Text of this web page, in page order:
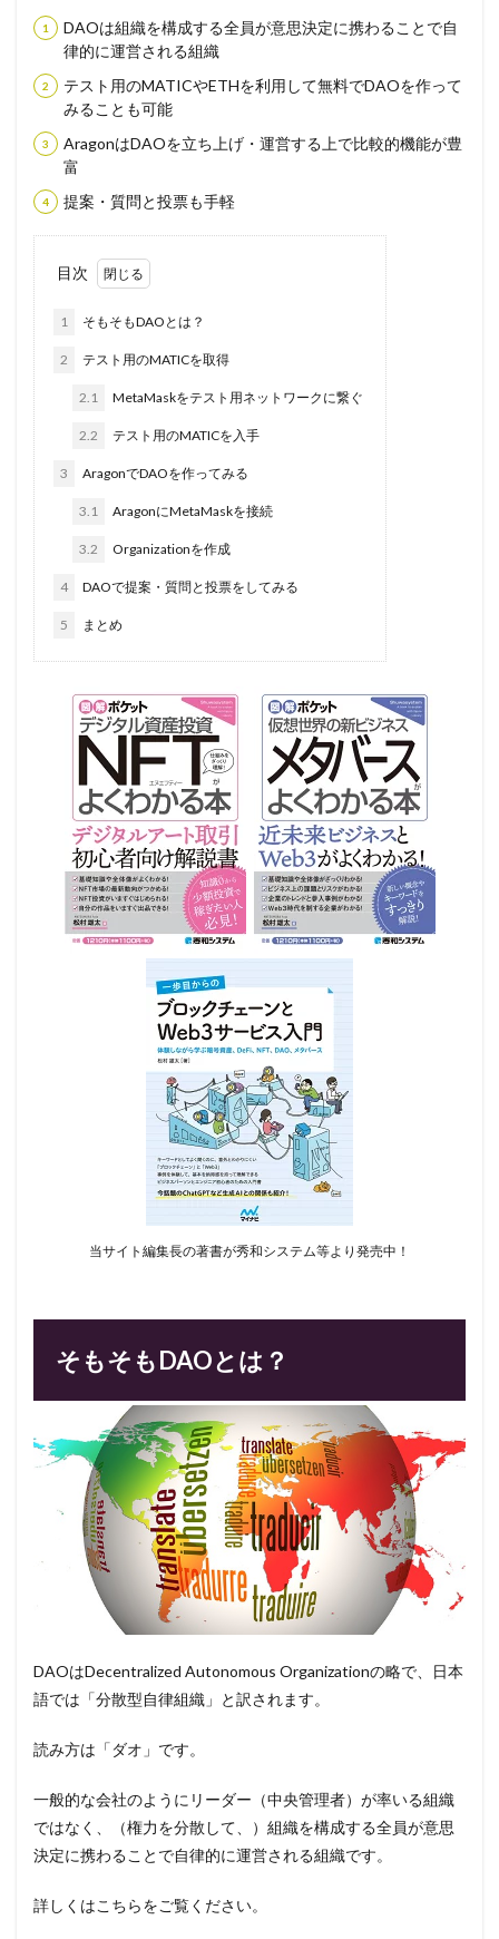
DAOは組織を構成する全員が意思決定に携わることで自
律的に運営される組織
テスト用のMATICやETHを利用して無料でDAOを作って
みることも可能
AragonはDAOを立ち上げ・運営する上で比較的機能が豊
富
提案・質問と投票も手軽
目次
1 そもそもDAOとは？
2 テスト用のMATICを取得
2.1 MetaMaskをテスト用ネットワークに繋ぐ
2.2 テスト用のMATICを入手
3 AragonでDAOを作ってみる
3.1 AragonにMetaMaskを接続
3.2 Organizationを作成
4 DAOで提案・質問と投票をしてみる
5 まとめ
当サイト編集長の著書が秀和システム等より発売中！
そもそもDAOとは？
DAOはDecentralized Autonomous Organizationの略で、日本
語では「分散型自律組織」と訳されます。
読み方は「ダオ」です。
一般的な会社のようにリーダー（中央管理者）が率いる組織
ではなく、（権力を分散して、）組織を構成する全員が意思
決定に携わることで自律的に運営される組織です。
詳しくはこちらをご覧ください。